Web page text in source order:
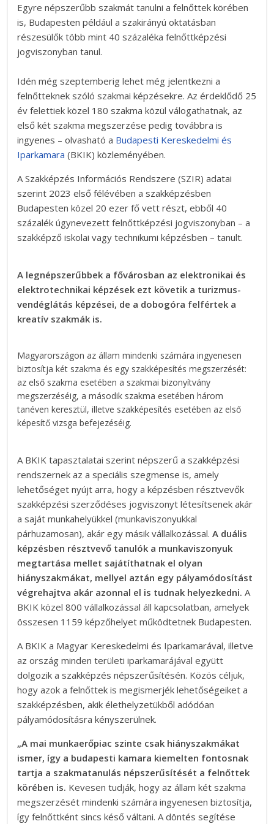
Egyre népszerűbb szakmát tanulni a felnőttek körében
is, Budapesten például a szakirányú oktatásban
részesülők több mint 40 százaléka felnőttképzési
jogviszonyban tanul.
Idén még szeptemberig lehet még jelentkezni a
felnőtteknek szóló szakmai képzésekre. Az érdeklődő 25
év felettiek közel 180 szakma közül válogathatnak, az
első két szakma megszerzése pedig továbbra is
ingyenes – olvasható a Budapesti Kereskedelmi és
Iparkamara (BKIK) közleményében.
A Szakképzés Információs Rendszere (SZIR) adatai
szerint 2023 első félévében a szakképzésben
Budapesten közel 20 ezer fő vett részt, ebből 40
százalék úgynevezett felnőttképzési jogviszonyban – a
szakképző iskolai vagy technikumi képzésben – tanult.
A legnépszerűbbek a fővárosban az elektronikai és
elektrotechnikai képzések ezt követik a turizmus-
vendéglátás képzései, de a dobogóra felfértek a
kreatív szakmák is.
Magyarországon az állam mindenki számára ingyenesen
biztosítja két szakma és egy szakképesítés megszerzését:
az első szakma esetében a szakmai bizonyítvány
megszerzéséig, a második szakma esetében három
tanéven keresztül, illetve szakképesítés esetében az első
képesítő vizsga befejezéséig.
A BKIK tapasztalatai szerint népszerű a szakképzési
rendszernek az a speciális szegmense is, amely
lehetőséget nyújt arra, hogy a képzésben résztvevők
szakképzési szerződéses jogviszonyt létesítsenek akár
a saját munkahelyükkel (munkaviszonyukkal
párhuzamosan), akár egy másik vállalkozással.A duális
képzésben résztvevő tanulók a munkaviszonyuk
megtartása mellet sajátíthatnak el olyan
hiányszakmákat, mellyel aztán egy pályamódosítást
végrehajtva akár azonnal el is tudnak helyezkedni.A
BKIK közel 800 vállalkozással áll kapcsolatban, amelyek
összesen 1159 képzőhelyet működtetnek Budapesten.
A BKIK a Magyar Kereskedelmi és Iparkamarával, illetve
az ország minden területi iparkamarájával együtt
dolgozik a szakképzés népszerűsítésén. Közös céljuk,
hogy azok a felnőttek is megismerjék lehetőségeiket a
szakképzésben, akik élethelyzetükből adódóan
pályamódosításra kényszerülnek.
„A mai munkaerőpiac szinte csak hiányszakmákat
ismer, így a budapesti kamara kiemelten fontosnak
tartja a szakmatanulás népszerűsítését a felnőttek
körében is. Kevesen tudják, hogy az állam két szakma
megszerzését mindenki számára ingyenesen biztosítja,
így felnőttként sincs késő váltani. A döntés segítése